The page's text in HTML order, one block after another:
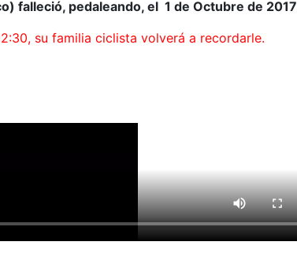
falleció, pedaleando, el 1 de Octubre de 2017
su familia ciclista volverá a recordarle.